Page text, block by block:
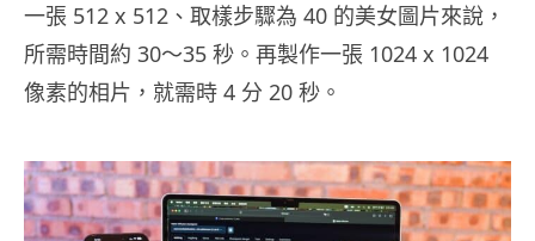
一張 512 x 512、取樣步驟為 40 的美女圖片來說，
所需時間約 30～35 秒。再製作一張 1024 x 1024
像素的相片，就需時 4 分 20 秒。